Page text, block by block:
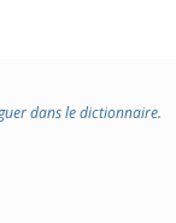
dans le dictionnaire.